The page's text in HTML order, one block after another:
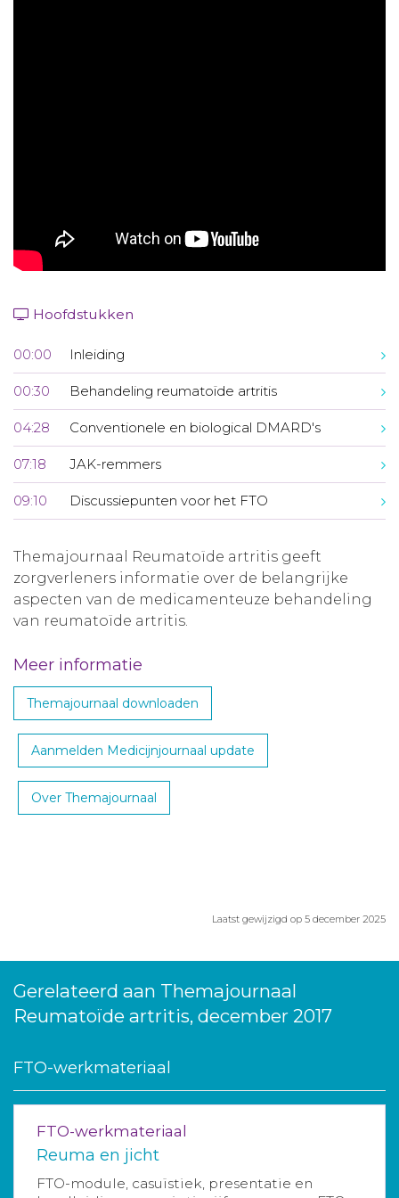
Hoofdstukken
00:00 Inleiding
00:30 Behandeling reumatoïde artritis
04:28 Conventionele en biological DMARD's
07:18 JAK-remmers
09:10 Discussiepunten voor het FTO
Themajournaal Reumatoïde artritis geeft
zorgverleners informatie over de belangrijke
aspecten van de medicamenteuze behandeling
van reumatoïde artritis.
Meer informatie
Themajournaal downloaden
Aanmelden Medicijnjournaal update
Over Themajournaal
Laatst gewijzigd op 5 december 2025
Gerelateerd aan Themajournaal
Reumatoïde artritis, december 2017
FTO-werkmateriaal
FTO-werkmateriaal
Reuma en jicht
FTO-module, casuïstiek, presentatie en